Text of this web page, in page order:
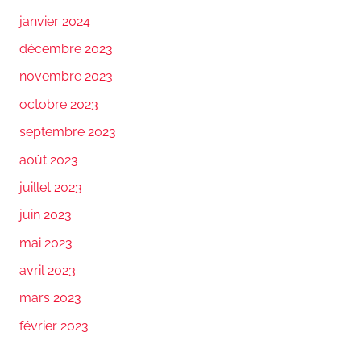
janvier 2024
décembre 2023
novembre 2023
octobre 2023
septembre 2023
août 2023
juillet 2023
juin 2023
mai 2023
avril 2023
mars 2023
février 2023